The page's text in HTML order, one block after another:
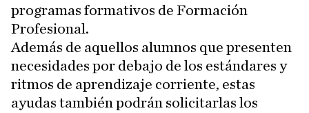
programas formativos de Formación
Profesional.
Además de aquellos alumnos que presenten
necesidades por debajo de los estándares y
ritmos de aprendizaje corriente, estas
ayudas también podrán solicitarlas los